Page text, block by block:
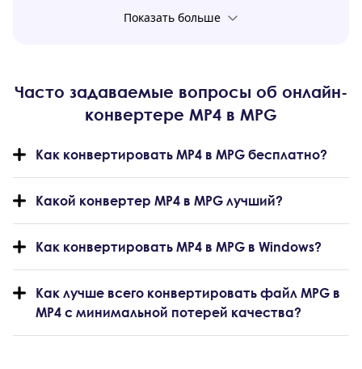
Показать больше
Часто задаваемые вопросы об онлайн-
конвертере MP4 в MPG
Как конвертировать MP4 в MPG бесплатно?
Какой конвертер MP4 в MPG лучший?
Как конвертировать MP4 в MPG в Windows?
Как лучше всего конвертировать файл MPG в
MP4 с минимальной потерей качества?